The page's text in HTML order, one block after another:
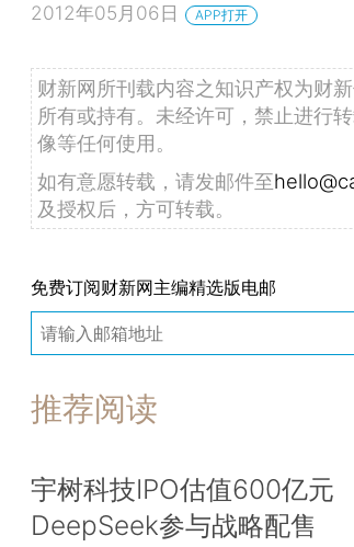
2012年05月06日 APP打开
财新网所刊载内容之知识产权为财
所有或持有。未经许可，禁止进行
像等任何使用。
如有意愿转载，请发邮件至
及授权后，方可转载。
免费订阅财新网主编精选版电邮
推荐阅读
宇树科技IPO估值600亿元
DeepSeek参与战略配售